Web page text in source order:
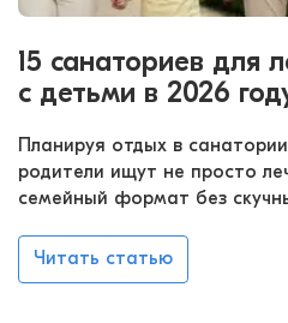
15 санаториев для
с детьми в 2026
Планируя отдых в
родители ищут не просто
семейный формат без
прогулочные маршруты,
питание и врачи, которые
Читать статью